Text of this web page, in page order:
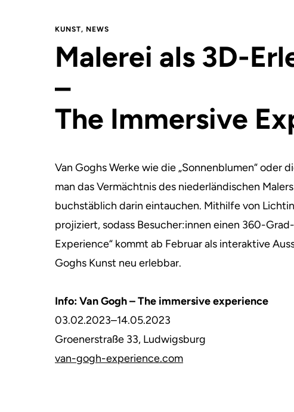
KUNST, NEWS
Malerei als 3D-
–
The Immersive
Van Goghs Werke wie die „Sonnenblumen“ oder
man das Vermächtnis des niederländischen
buchstäblich darin eintauchen. Mithilfe von
projiziert, sodass Besucher:innen einen 360-
Experience“ kommt ab Februar als interaktive
Goghs Kunst neu erlebbar.
Info: Van Gogh – The immersive experience
03.02.2023–14.05.2023
Groenerstraße 33, Ludwigsburg
van-gogh-experience.com